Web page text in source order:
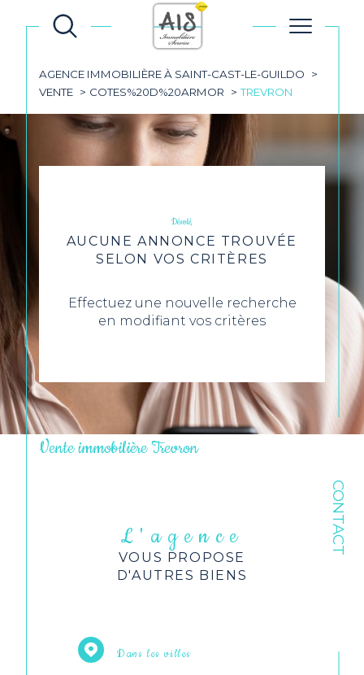
CONTACT
AGENCE IMMOBILIÈRE À SAINT-CAST-LE-GUILDO
VENTE
COTES%20D%20ARMOR TREVRON
Désolé,
AUCUNE ANNONCE TROUVÉE
SELON VOS CRITÈRES
Effectuez une nouvelle recherche
en modifiant vos critères
Vente immobilière Trevron
L'agence
VOUS PROPOSE
D'AUTRES BIENS
Dans les villes